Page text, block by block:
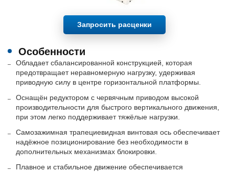
Запросить расценки
Особенности
Обладает сбалансированной конструкцией, которая
предотвращает неравномерную нагрузку, удерживая
приводную силу в центре горизонтальной платформы.
Оснащён редуктором с червячным приводом высокой
производительности для быстрого вертикального движения,
при этом легко поддерживает тяжёлые нагрузки.
Самозажимная трапециевидная винтовая ось обеспечивает
надёжное позиционирование без необходимости в
дополнительных механизмах блокировки.
Плавное и стабильное движение обеспечивается